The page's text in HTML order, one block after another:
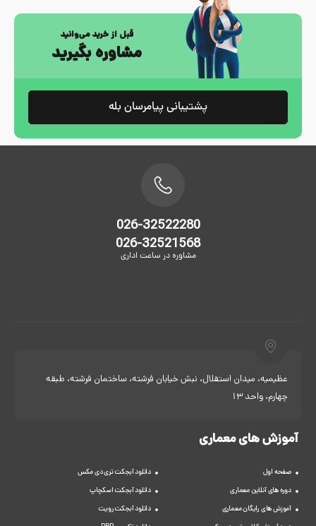
قبل از خرید می‌وانید
مشاوره بگیرید
پشتیبانی پیامرسان بله
026-32522280
026-32521568
مشاوره در ساعت اداری
عظیمیه، میدان استقلال، نبش خیابان فرشته، ساختمان فرشته، طبقه
چهارم، واحد 13
آموزش های معماری
صفحه اول
دوره های آنلاین معماری
آموزش های رایگان معماری
دانلود آبجکت تری دی مکس
دانلود آبجکت اسکچاپ
دانلود آبجکت رویت